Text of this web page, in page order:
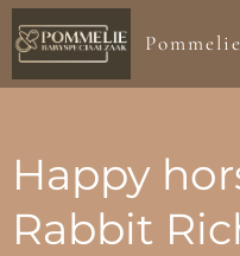
Pommelie
Happy
Rabbit